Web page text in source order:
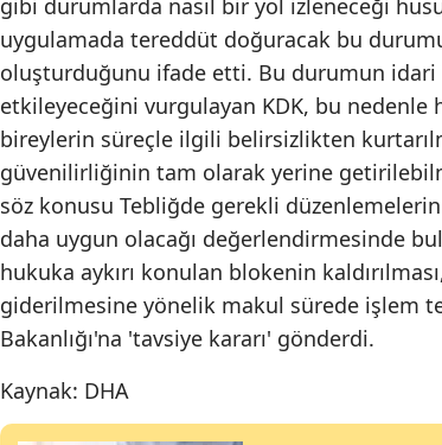
gibi durumlarda nasıl bir yol izleneceği
uygulamada tereddüt doğuracak bu
oluşturduğunu ifade etti. Bu durumun
etkileyeceğini vurgulayan KDK, bu
bireylerin süreçle ilgili belirsizlikten
güvenilirliğinin tam olarak yerine
söz konusu Tebliğde gerekli
daha uygun olacağı değerlendirmesinde
hukuka aykırı konulan blokenin
giderilmesine yönelik makul sürede işlem
Bakanlığı'na 'tavsiye kararı' gönderdi.
Kaynak: DHA